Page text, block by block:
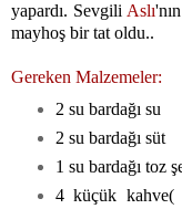
yapardı. Sevgili Aslı'
mayhoş bir tat oldu..
Gereken Malzemeler:
2 su bardağı su
2 su bardağı süt
1 su bardağı toz
4 küçük kahve(